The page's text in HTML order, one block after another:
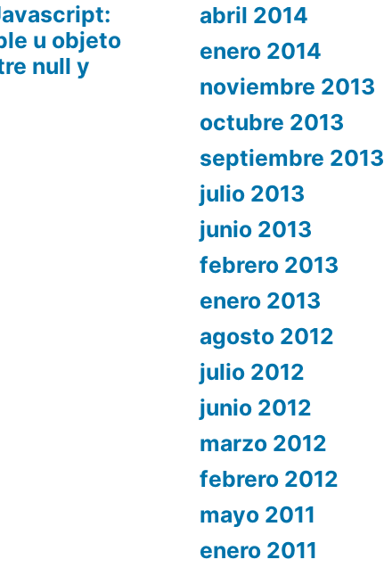
u objeto
null y
abril 2014
enero 2014
noviembre 2013
octubre 2013
septiembre 2013
julio 2013
junio 2013
febrero 2013
enero 2013
agosto 2012
julio 2012
junio 2012
marzo 2012
febrero 2012
mayo 2011
enero 2011